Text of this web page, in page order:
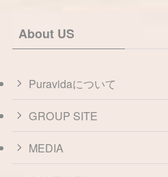
About US
Puravidaについて
GROUP SITE
MEDIA